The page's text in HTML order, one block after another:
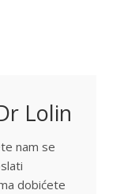
Lolin
nam se
dobićete